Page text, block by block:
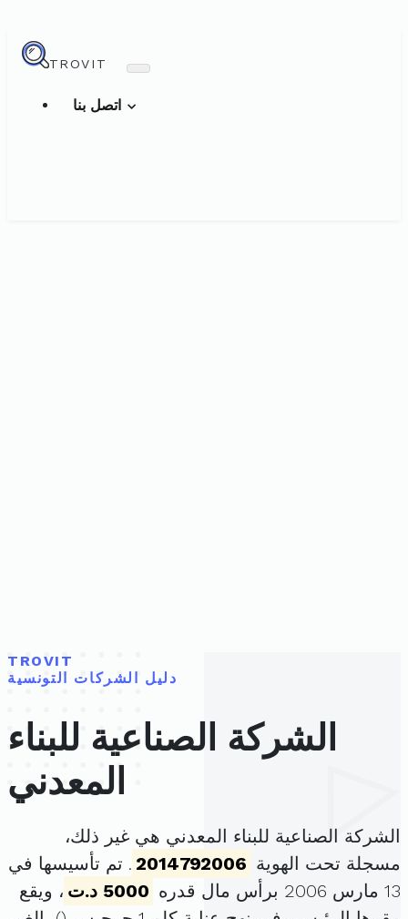
TROVIT
TROVIT
دليل الشركات التونسية
الشركة الصناعية للبناء
المعدني
الشركة الصناعية للبناء المعدني هي غير ذلك،
مسجلة تحت الهوية 2014792006 . تم تأسيسها في
13 مارس 2006 برأس مال قدره
5000 د.ت
، ويقع